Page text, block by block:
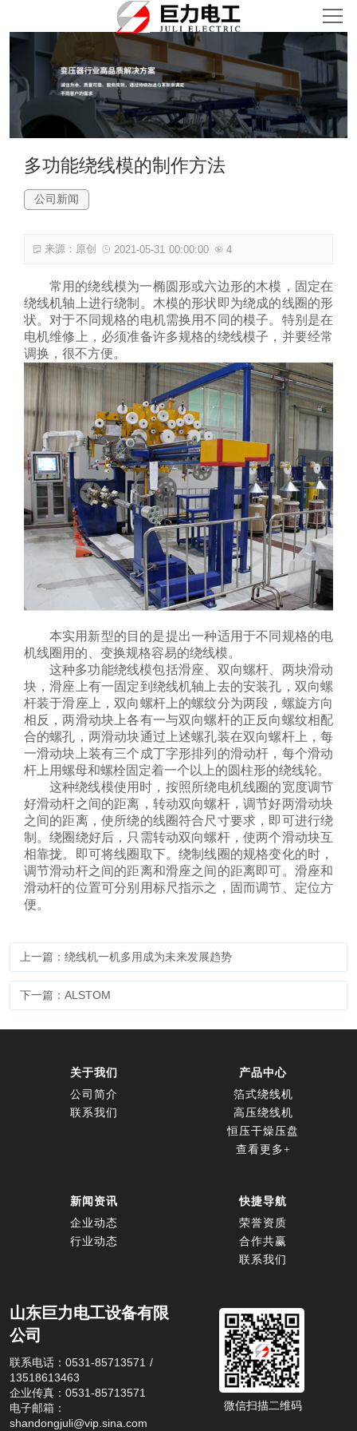
首页
关于我们
产品中心
新闻资讯
合作共赢
联系我们
多功能绕线模的制作方法
公司新闻
来源：原创 2021-05-31 00:00:00 4
常用的绕线模为一椭圆形或六边形的木模，固定在
绕线机轴上进行绕制。木模的形状即为绕成的线圈的形
状。对于不同规格的电机需换用不同的模子。特别是在
电机维修上，必须准备许多规格的绕线模子，并要经常
调换，很不方便。
本实用新型的目的是提出一种适用于不同规格的电
机线圈用的、变换规格容易的绕线模。
这种多功能绕线模包括滑座、双向螺杆、两块滑动
块，滑座上有一固定到绕线机轴上去的安装孔，双向螺
杆装于滑座上，双向螺杆上的螺纹分为两段，螺旋方向
相反，两滑动块上各有一与双向螺杆的正反向螺纹相配
合的螺孔，两滑动块通过上述螺孔装在双向螺杆上，每
一滑动块上装有三个成丁字形排列的滑动杆，每个滑动
杆上用螺母和螺栓固定着一个以上的圆柱形的绕线轮。
这种绕线模使用时，按照所绕电机线圈的宽度调节
好滑动杆之间的距离，转动双向螺杆，调节好两滑动块
之间的距离，使所绕的线圈符合尺寸要求，即可进行绕
制。绕圈绕好后，只需转动双向螺杆，使两个滑动块互
相靠拢。即可将线圈取下。绕制线圈的规格变化的时，
调节滑动杆之间的距离和滑座之间的距离即可。滑座和
滑动杆的位置可分别用标尺指示之，固而调节、定位方
便。
上一篇：绕线机一机多用成为未来发展趋势
下一篇：ALSTOM
关于我们
公司简介
联系我们
产品中心
箔式绕线机
高压绕线机
恒压干燥压盘
查看更多+
新闻资讯
企业动态
行业动态
快捷导航
荣誉资质
合作共赢
联系我们
山东巨力电工设备有限
公司
联系电话：0531-85713571 /
13518613463
企业传真：0531-85713571
电子邮箱：
shandongjuli@vip.sina.com
微信扫描二维码